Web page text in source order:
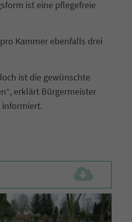
ist eine pflegefreie
Kammer ebenfalls drei
ist die gewünschte
erklärt Bürgermeister
informiert.